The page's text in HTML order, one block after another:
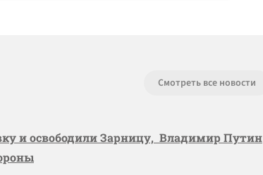
Смотреть все новости
и освободили Зарницу, Владимир Путин